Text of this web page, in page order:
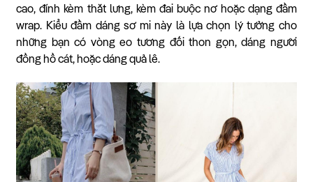
cao, đính kèm thắt lưng, kèm đai buộc nơ hoặc dạng đầm
wrap. Kiểu đầm dáng sơ mi này là lựa chọn lý tưởng cho
những bạn có vòng eo tương đối thon gọn, dáng người
đồng hồ cát, hoặc dáng quả lê.